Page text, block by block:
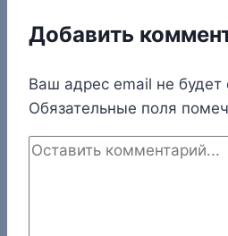
Добавить
Ваш адрес email не будет
Обязательные поля